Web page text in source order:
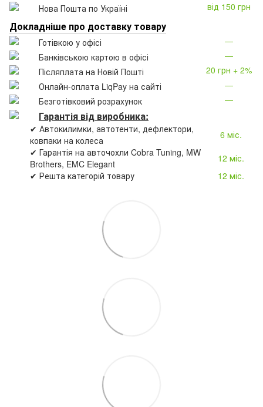
Нова Пошта по Україні
від 150 грн
Докладніше про доставку товару
Готівкою у офісі
—
Банківською картою в офісі
—
Післяплата на Новій Пошті
20 грн + 2%
Онлайн-оплата LiqPay на сайті
—
Безготівковий розрахунок
—
Гарантія від виробника:
✔ Автокилимки, автотенти, дефлектори,
ковпаки на колеса
6 міс.
✔ Гарантія на авточохли Cobra Tuning, MW
Brothers, EMC Elegant
12 міс.
✔ Решта категорій товару
12 міс.